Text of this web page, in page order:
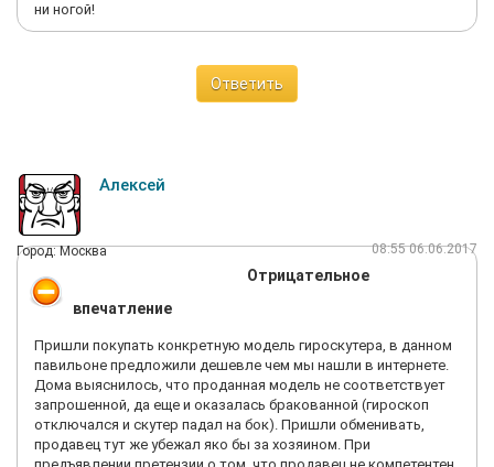
ни ногой!
Ответить
Алексей
Город: Москва 08:55 06.06.2017
Отрицательное
впечатление
Пришли покупать конкретную модель гироскутера, в данном
павильоне предложили дешевле чем мы нашли в интернете.
Дома выяснилось, что проданная модель не соответствует
запрошенной, да еще и оказалась бракованной (гироскоп
отключался и скутер падал на бок). Пришли обменивать,
продавец тут же убежал яко бы за хозяином. При